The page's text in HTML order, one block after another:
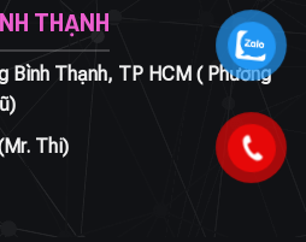
THẠNH
Bình Thạnh, TP HCM ( Phường
Thi)